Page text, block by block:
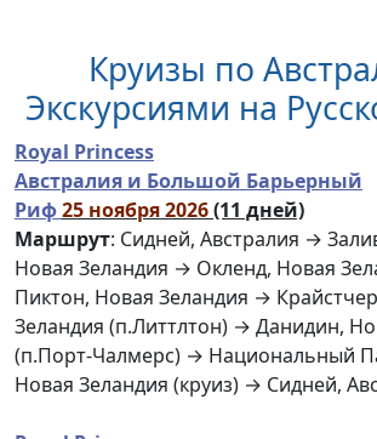
Круизы по
Экскурсиями на
Royal Princess
Австралия и Большой Барьерный
Риф25 ноября 2026(11 дней)
Маршрут: Сидней, Австралия →
Новая Зеландия → Окленд, Новая
Пиктон, Новая Зеландия →
Зеландия (п.Литтлтон) → Данидин,
(п.Порт-Чалмерс) → Национальный
Новая Зеландия (круиз) → Сидней,